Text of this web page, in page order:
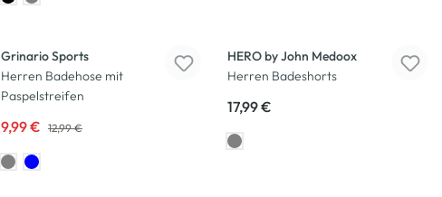
Grinario Sports
Herren Badehose mit
Paspelstreifen
9,99 € 12,99 €
HERO by John Medoox
Herren Badeshorts
17,99 €